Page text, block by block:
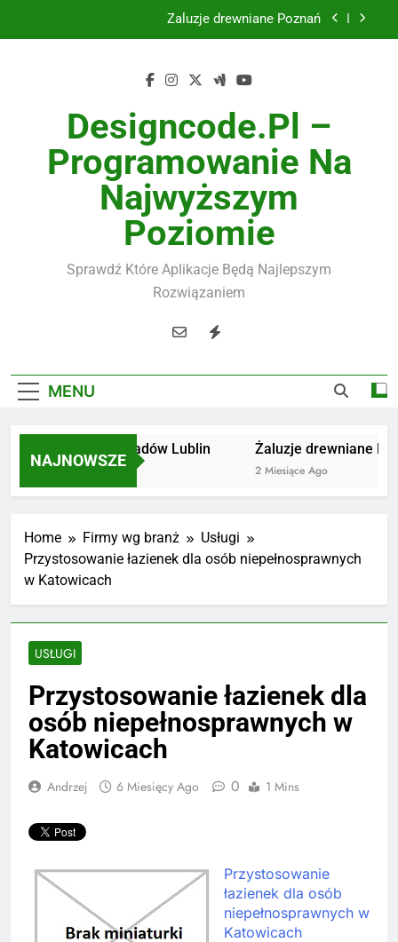
Instalacje elektryczne Gdańsk
Żaluzje drewniane Poznań
Instalacje elektryczne Gdańsk
Wysokiej jakości spławik elektryczny
Designcode.pl –
Programowanie Na
Najwyższym
Poziomie
Sprawdź Które Aplikacje Będą Najlepszym
Rozwiązaniem
MENU
NAJNOWSZE
Utylizacja odpadów Lublin
2 Miesiące Ago
Żaluzje drewniane
2 Miesiące Ago
Home Firmy wg branż
Usługi
Przystosowanie łazienek dla osób niepełnosprawnych
w Katowicach
USŁUGI
Przystosowanie łazienek dla
osób niepełnosprawnych w
Katowicach
Andrzej 6 Miesięcy Ago 0 1 Mins
Przystosowanie
łazienek dla osób
niepełnosprawnych w
Katowicach